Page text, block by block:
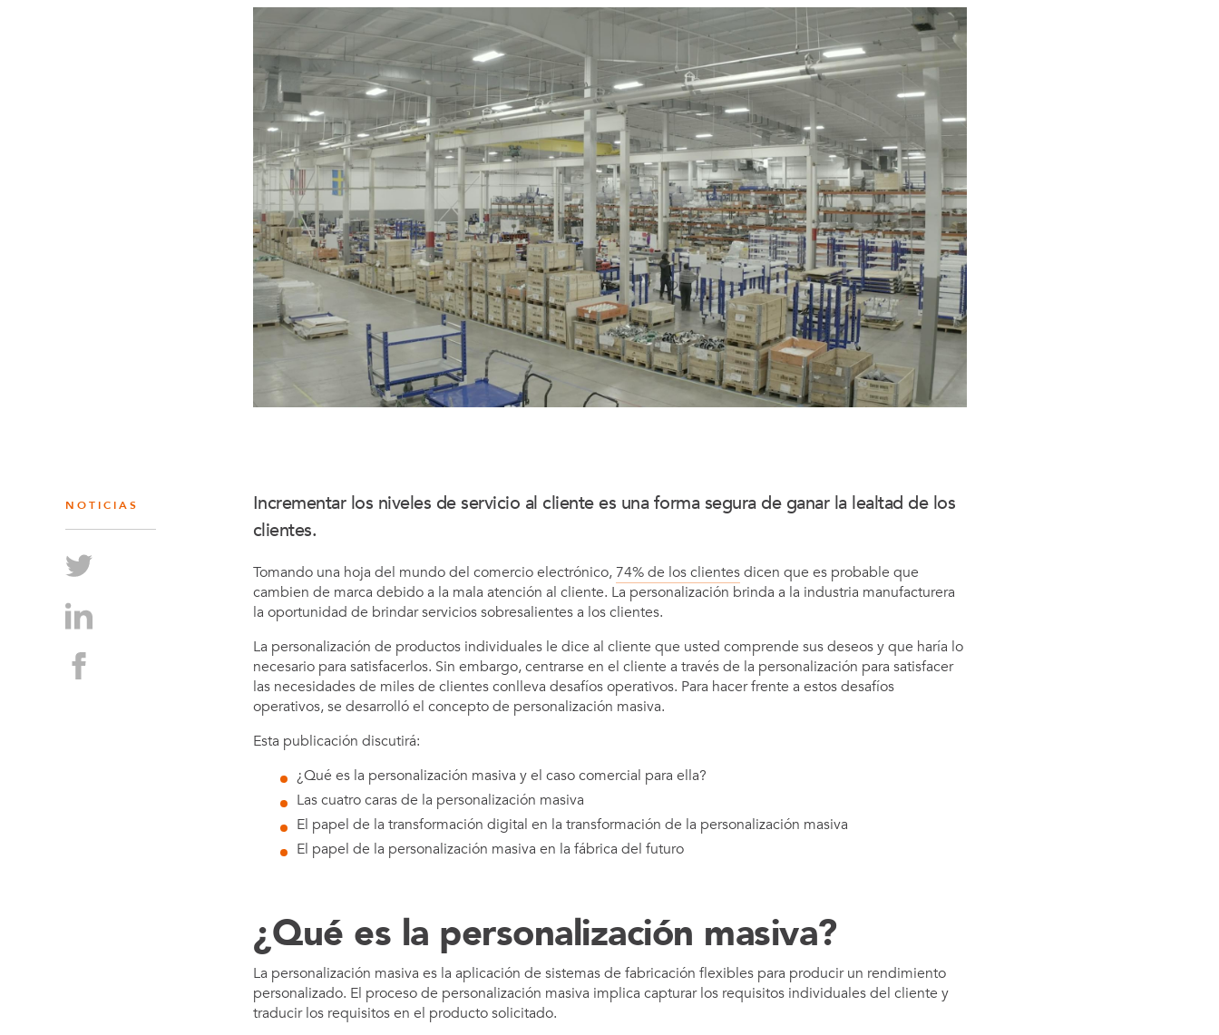
Carros de kit y soluciones
Parts
Anders
Fogelberg
Nombrado
Director
Ejecutivo
de
FlexQube
NOTICIAS
Incrementar los niveles de servicio al cliente es una forma segura de ganar la lealtad de los
clientes.
Tomando una hoja del mundo del comercio electrónico,74% de los clientesdicen que es probable que
cambien de marca debido a la mala atención al cliente. La personalización brinda a la industria manufacturera
la oportunidad de brindar servicios sobresalientes a los clientes.
La personalización de productos individuales le dice al cliente que usted comprende sus deseos y que haría lo
necesario para satisfacerlos. Sin embargo, centrarse en el cliente a través de la personalización para satisfacer
las necesidades de miles de clientes conlleva desafíos operativos. Para hacer frente a estos desafíos
operativos, se desarrolló el concepto de personalización masiva.
Esta publicación discutirá:
¿Qué es la personalización masiva y el caso comercial para ella?
Las cuatro caras de la personalización masiva
El papel de la transformación digital en la transformación de la personalización masiva
El papel de la personalización masiva en la fábrica del futuro
¿Qué es la personalización masiva?
La personalización masiva es la aplicación de sistemas de fabricación flexibles para producir un rendimiento
personalizado. El proceso de personalización masiva implica capturar los requisitos individuales del cliente y
traducir los requisitos en el producto solicitado.